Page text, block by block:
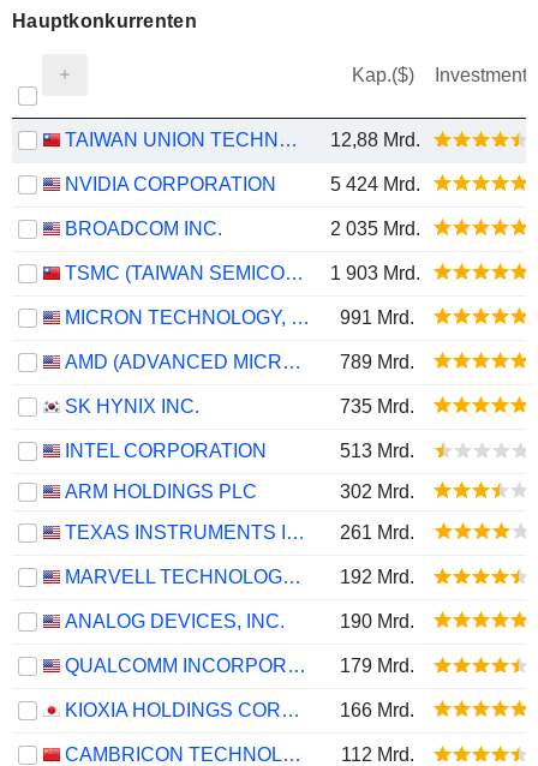
Hauptkonkurrenten
Kap.($) Investment
TAIWAN UNION TECHNOLOGY CORPORATION 12,88 Mrd.
NVIDIA CORPORATION 5 424 Mrd.
BROADCOM INC. 2 035 Mrd.
TSMC (TAIWAN SEMICONDUCTOR MANUFACTURING COMPANY) 1 903 Mrd.
MICRON TECHNOLOGY, INC. 991 Mrd.
AMD (ADVANCED MICRO DEVICES) 789 Mrd.
SK HYNIX INC. 735 Mrd.
INTEL CORPORATION
513 Mrd.
ARM HOLDINGS PLC
302 Mrd.
TEXAS INSTRUMENTS INCORPORATED
261 Mrd.
MARVELL TECHNOLOGY GROUP LTD 192 Mrd.
ANALOG DEVICES, INC. 190 Mrd.
QUALCOMM INCORPORATED 179 Mrd.
KIOXIA HOLDINGS CORPORATION 166 Mrd.
CAMBRICON TECHNOLOGIES CORPORATION LIMITED 112 Mrd.